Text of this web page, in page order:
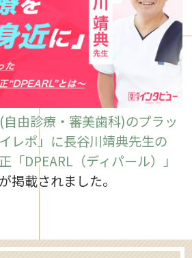
由診療・審美歯科)のプラッ
レポ」に長谷川靖典先生の
「DPEARL（ディパール）」
が掲載されました。